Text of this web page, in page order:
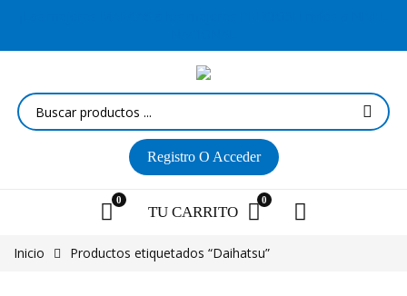
Registro O Acceder
0 0
TU CARRITO
Inicio Productos etiquetados “Daihatsu”